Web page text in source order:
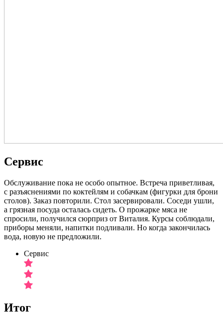
Сервис
Обслуживание пока не особо опытное. Встреча приветливая,
с разъяснениями по коктейлям и собачкам (фигурки для брони
столов). Заказ повторили. Стол засервировали. Соседи ушли,
а грязная посуда осталась сидеть. О прожарке мяса не
спросили, получился сюрприз от Виталия. Курсы соблюдали,
приборы меняли, напитки подливали. Но когда закончилась
вода, новую не предложили.
Сервис
Итог